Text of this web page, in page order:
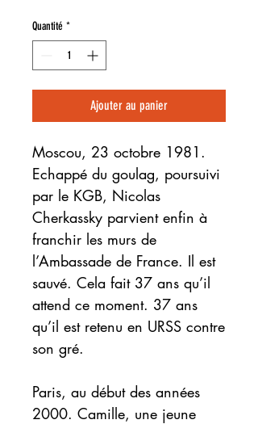
Quantité *
Ajouter au panier
Moscou, 23 octobre 1981.
Echappé du goulag, poursuivi
par le KGB, Nicolas
Cherkassky parvient enfin à
franchir les murs de
l’Ambassade de France. Il est
sauvé. Cela fait 37 ans qu’il
attend ce moment. 37 ans
qu’il est retenu en URSS contre
son gré.
Paris, au début des années
2000. Camille, une jeune